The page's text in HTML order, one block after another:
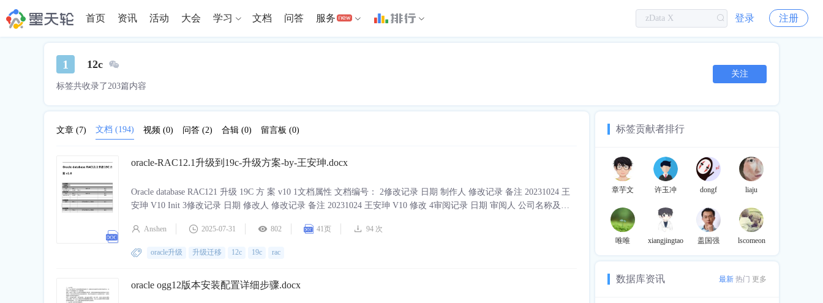
首页 资讯 活动 大会 学习 文档 问答 服务 登录 注册
1 12c
标签共收录了203篇内容
关注
文章 (7) 文档 (194) 视频 (0) 问答 (2) 合辑 (0) 留言板 (0)
oracle-RAC12.1升级到19c-升级方案-by-王安珅.docx
Oracle database RAC121 升级 19C 方 案 v10 1文档属性 文档编号： 2修改记录 日期 制作人 修改记录 备注 20231024 王
安珅 V10 Init 3修改记录 日期 修改人 修改记录 备注 20231024 王安珅 V10 修改 4审阅记录 日期 审阅人 公司名称及相
Anshen 2025-07-31 802 41页 94 次
oracle升级 升级迁移 12c 19c rac
oracle ogg12版本安装配置详细步骤.docx
标签贡献者排行
章芋文 许玉冲 dongf liaju
唯唯 xiangjingtao 盖国强 lscomeon
数据库资讯 最新 热门 更多